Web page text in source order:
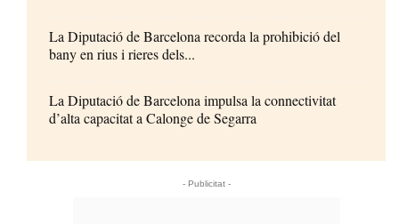
La Diputació de Barcelona recorda la prohibició del
bany en rius i rieres dels...
La Diputació de Barcelona impulsa la connectivitat
d’alta capacitat a Calonge de Segarra
- Publicitat -